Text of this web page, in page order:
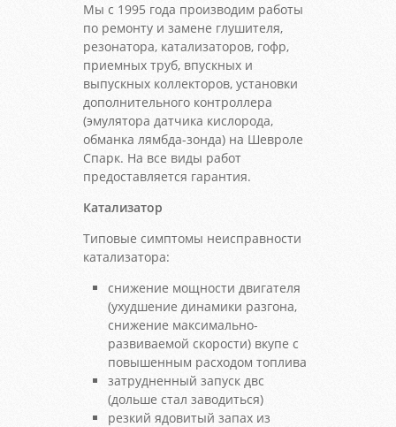
Мы с 1995 года производим работы
по ремонту и замене глушителя,
резонатора, катализаторов, гофр,
приемных труб, впускных и
выпускных коллекторов, установки
дополнительного контроллера
(эмулятора датчика кислорода,
обманка лямбда-зонда) на Шевроле
Спарк. На все виды работ
предоставляется гарантия.
Катализатор
Типовые симптомы неисправности
катализатора:
снижение мощности двигателя
(ухудшение динамики разгона,
снижение максимально-
развиваемой скорости) вкупе с
повышенным расходом топлива
затрудненный запуск двс
(дольше стал заводиться)
резкий ядовитый запах из